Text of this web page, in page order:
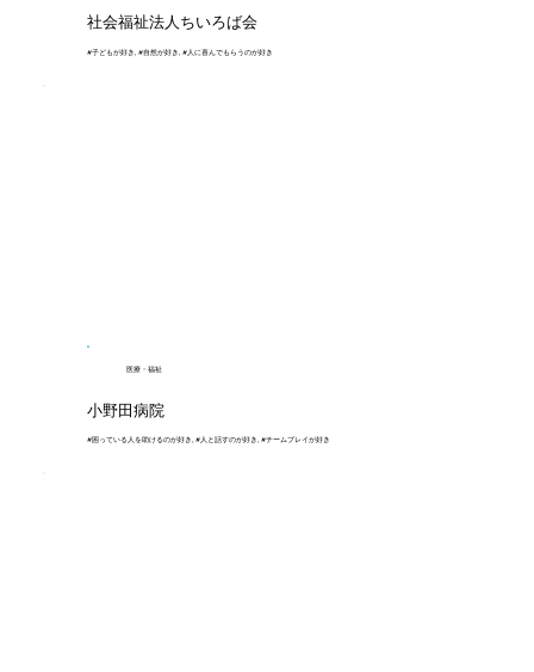
社会福祉法人ちいろば会
#子どもが好き, #自然が好き, #人に喜んでもらうのが好き
医療・福祉
小野田病院
#困っている人を助けるのが好き, #人と話すのが好き, #チームプレイが好き